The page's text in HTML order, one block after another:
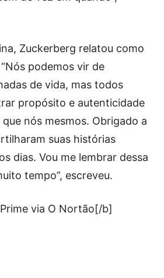
Zuckerberg relatou como
podemos vir de
de vida, mas todos
propósito e autenticidade
nós mesmos. Obrigado a
suas histórias
dias. Vou me lembrar dessa
tempo”, escreveu.
via O Nortão[/b]